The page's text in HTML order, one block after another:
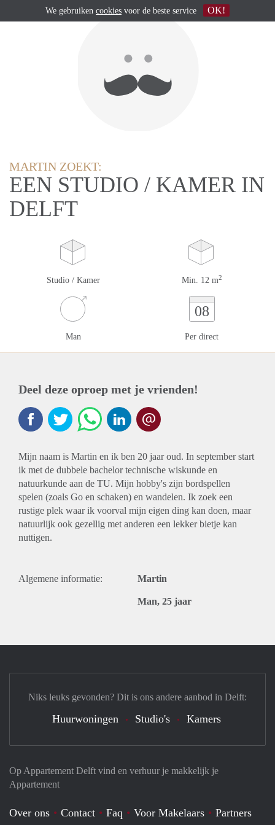
MARTIN ZOEKT:
EEN STUDIO / KAMER IN
DELFT
Studio / Kamer Min. 12 m2
Man
08
Per direct
Deel deze oproep met je vrienden!
Mijn naam is Martin en ik ben 20 jaar oud. In september start
ik met de dubbele bachelor technische wiskunde en
natuurkunde aan de TU. Mijn hobby's zijn bordspellen
spelen (zoals Go en schaken) en wandelen. Ik zoek een
rustige plek waar ik voorval mijn eigen ding kan doen, maar
natuurlijk ook gezellig met anderen een lekker bietje kan
nuttigen.
Algemene informatie: Martin
Man, 25 jaar
Op Appartement Delft vind en verhuur je makkelijk je
Appartement
Over ons Contact Faq Voor Makelaars Partners
Niks leuks gevonden? Dit is ons andere aanbod in Delft:
Huurwoningen Studio's Kamers
We gebruiken cookies voor de beste service OK!